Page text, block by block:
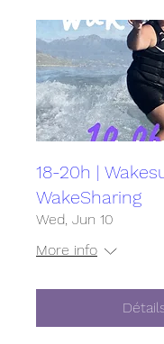
18-20h |
WakeSharing
Wed, Jun 10
More info